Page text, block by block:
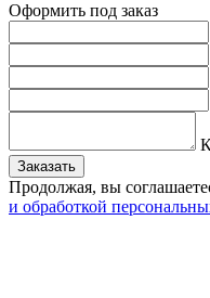
Оформить под заказ
Заказать
Продолжая, вы
и обработкой